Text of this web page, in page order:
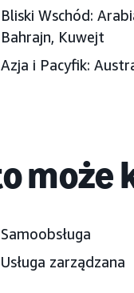
Bliski Wschód:
Bahrajn, Kuwejt
Azja i Pacyfik:
może
Samoobsługa
Usługa zarządzana